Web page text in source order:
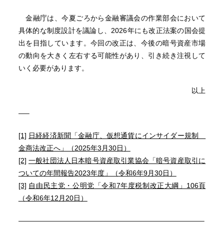
金融庁は、今夏ごろから金融審議会の作業部会において
具体的な制度設計を議論し、2026年にも改正法案の国会提
出を目指しています。今回の改正は、今後の暗号資産市場
の動向を大きく左右する可能性があり、引き続き注視して
いく必要があります。
以上
—–
[1] 日経経済新聞「金融庁、仮想通貨にインサイダー規制
金商法改正へ」（2025年3月30日）
[2] 一般社団法人日本暗号資産取引業協会「暗号資産取引に
ついての年間報告2023年度」（令和6年9月30日）
[3] 自由民主党・公明党「令和7年度税制改正大綱」106頁
（令和6年12月20日）
——————————————————————————–